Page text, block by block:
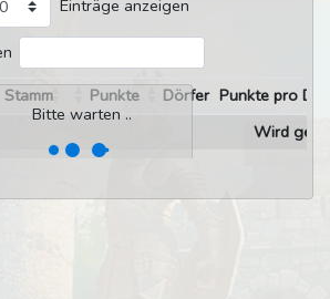
Einträge anzeigen
Bitte warten ..
Stamm Punkte Dörfer Punkte pro
Wird